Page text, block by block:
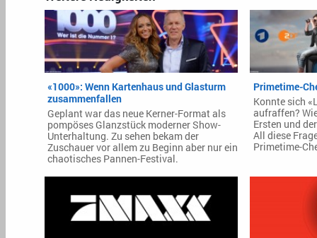
«1000»: Wenn Kartenhaus und Glasturm
zusammenfallen
Geplant war das neue Kerner-Format als
pompöses Glanzstück moderner Show-
Unterhaltung. Zu sehen bekam der
Zuschauer vor allem zu Beginn aber nur ein
chaotisches Pannen-Festival.
Primetime-
Konnte sich
aufraffen?
Ersten und
All diese
Primetime-